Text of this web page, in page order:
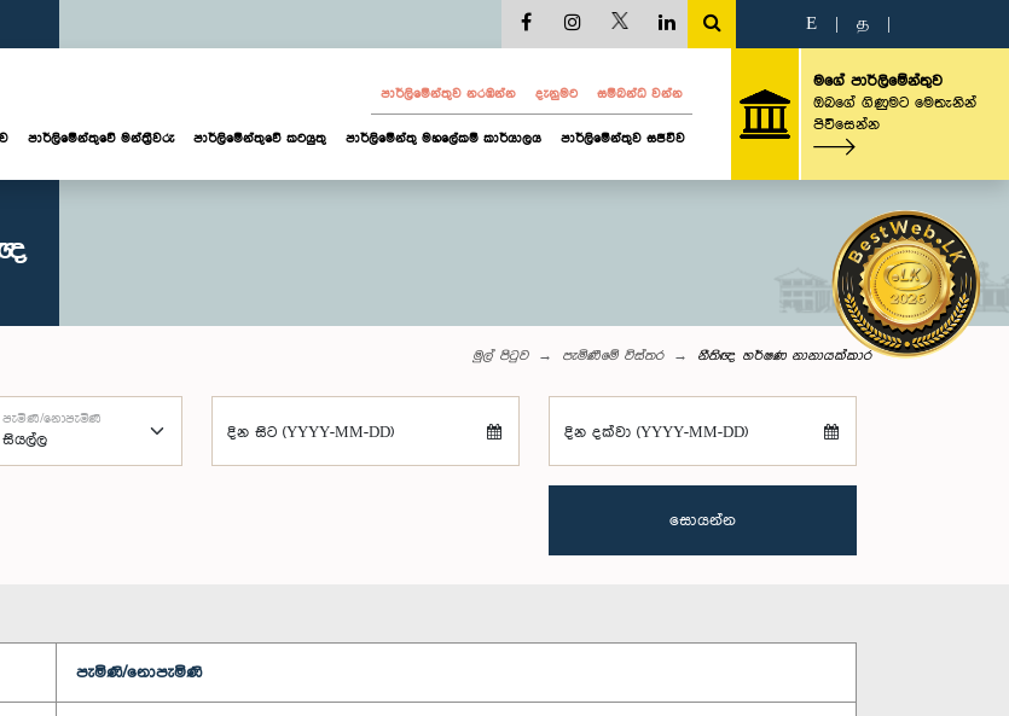
E த
පාර්ලි‌මේන්තුව නරඹන්න දැනුමට සම්බන්ධ වන්න
පාර්ලි‌මේන්තුවේ මන්ත්‍රීවරු පාර්ලිමේන්තුවේ කටයුතු පාර්ලිමේන්තු මහලේකම් කාර්යාලය පාර්ලිමේන්තුව සජීවීව
මගේ පාර්ලිමේන්තුව
ඔබගේ ගිණුමට මෙතැනින්
පිවිසෙන්න
මුල් පිටුව පැමිණීමේ විස්තර නීතිඥ හර්ෂණ නානායක්කාර
පැමිණි/නොපැමිණි
දින සිට (YYYY-MM-DD) දින දක්වා (YYYY-MM-DD)
සොයන්න
පැමිණි/නොපැමිණි